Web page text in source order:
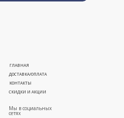
ГЛАВНАЯ
ДОСТАВКА/ОПЛАТА
СКИДКИ И АКЦИИ
КОНТАКТЫ
Мы в социальных
сетях